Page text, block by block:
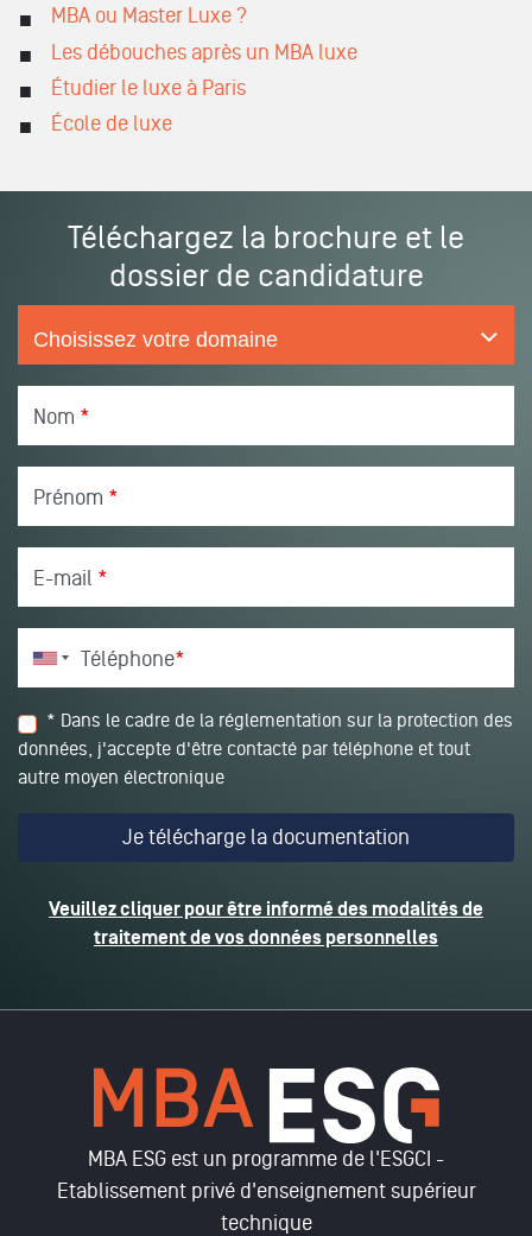
MBA ou Master Luxe ?
Les débouches après un MBA luxe
Étudier le luxe à Paris
École de luxe
Téléchargez la brochure et le
dossier de candidature
Nom *
Prénom *
E-mail *
Téléphone*
* Dans le cadre de la réglementation sur la protection des
données, j'accepte d'être contacté par téléphone et tout
autre moyen électronique
Veuillez cliquer pour être informé des modalités de
traitement de vos données personnelles
MBA ESG est un programme de l'ESGCI -
Etablissement privé d'enseignement supérieur
technique